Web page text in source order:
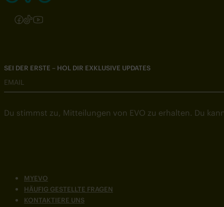
Folgen Sie uns auf Instagram
Folgen Sie uns auf Facebook
Folgen Sie uns auf TikTok
Folgen Sie uns auf YouTube
MYEVO
HÄUFIG GESTELLTE FRAGEN
KONTAKTIERE UNS
SEI DER ERSTE – HOL DIR EXKLUSIVE UPDATES
EMAIL
Du stimmst zu, Mitteilungen von EVO zu erhalten. Du